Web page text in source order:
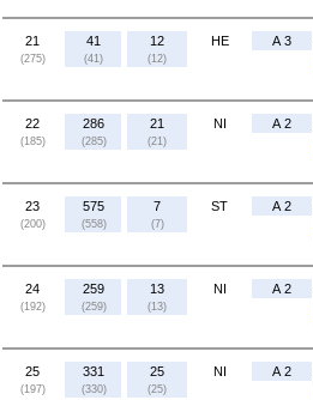
21
(275)
41
(41)
12
(12)
HE A 3
22
(185)
286
(285)
21
(21)
NI A 2
23
(200)
575
(558)
7
(7)
ST A 2
24
(192)
259
(259)
13
(13)
NI A 2
25
(197)
331
(330)
25
(25)
NI A 2